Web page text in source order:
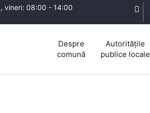
vineri: 08:00 - 14:00
Despre
comună
Autoritățile
publice locale